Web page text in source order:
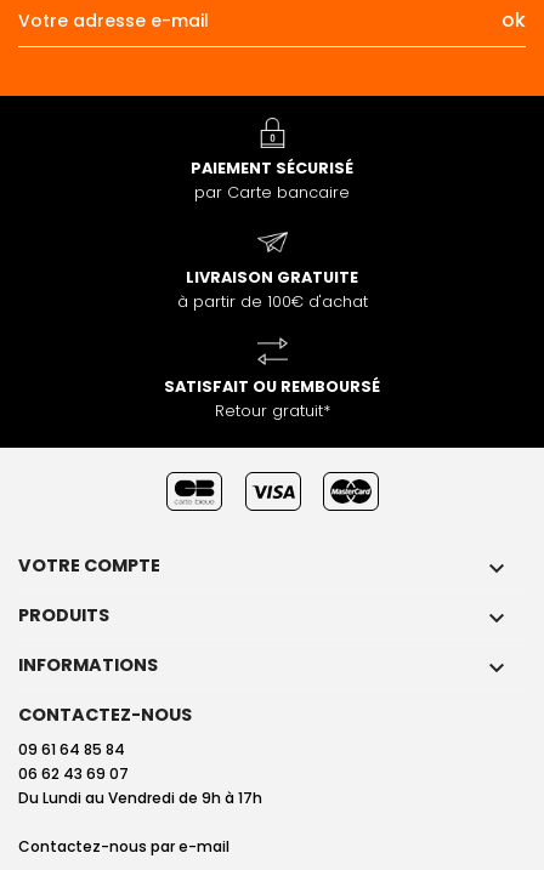
PAIEMENT SÉCURISÉ
par Carte bancaire
LIVRAISON GRATUITE
à partir de 100€ d'achat
SATISFAIT OU REMBOURSÉ
Retour gratuit*
VOTRE COMPTE 
PRODUITS 
INFORMATIONS 
CONTACTEZ-NOUS
09 61 64 85 84
06 62 43 69 07
Du Lundi au Vendredi de 9h à 17h
Contactez-nous pare-mail